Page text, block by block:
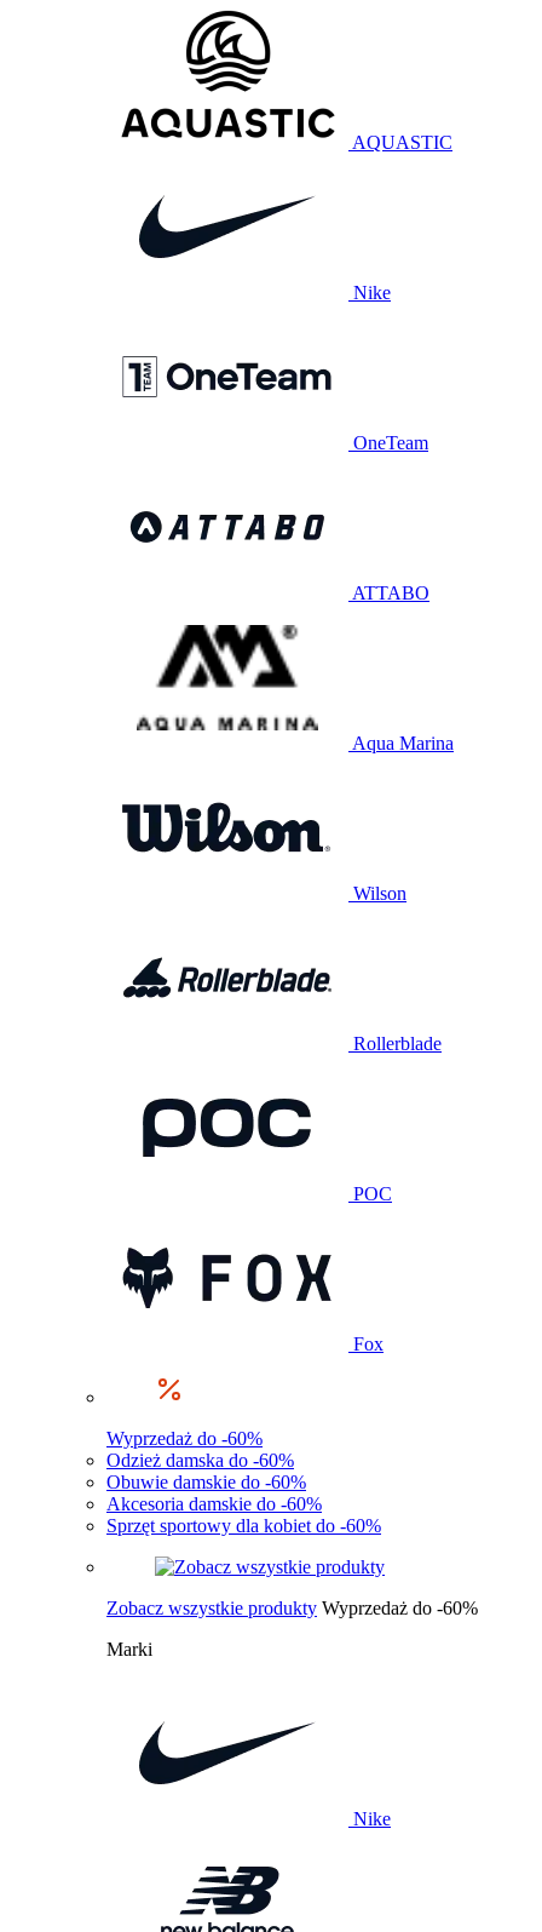
AQUASTIC
Nike
OneTeam
ATTABO
Aqua Marina
Wilson
Rollerblade
POC
Fox
Wyprzedaż do -60%
Odzież damska do -60%
Obuwie damskie do -60%
Akcesoria damskie do -60%
Sprzęt sportowy dla kobiet do -60%
Zobacz wszystkie produkty Wyprzedaż do -60%
Marki
Nike